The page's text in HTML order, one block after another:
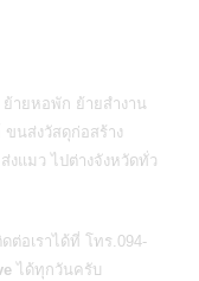
ายหอพัก ย้ายสำงาน
นส่งวัสดุก่อสร้าง
งแมว ไปต่างจังหวัดทั่ว
ดต่อเราได้ที่ โทร.094-
ได้ทุกวันครับ